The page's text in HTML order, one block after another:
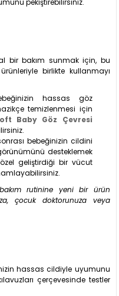
pekiştirebilirsiniz.
bir bakım sunmak için, bu
birlikte kullanmayı
hassas göz
temizlenmesi için
Baby Göz Çevresi
bebeğinizin cildini
desteklemek
geliştirdiği bir vücut
rutinine yeni bir ürün
çocuk doktorunuza veya
hassas cildiyle uyumunu
çerçevesinde testler